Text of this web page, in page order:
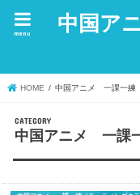
中国ア
menu
HOME 中国アニメ 一課一練
中国アニメ 一課